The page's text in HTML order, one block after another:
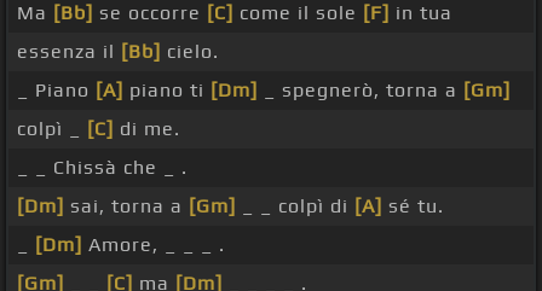
Ma [Bb] se occorre [C] come il sole [F] in tua
essenza il [Bb] cielo.
_ Piano [A] piano ti [Dm] _ spegnerò, torna a [Gm]
colpì _
[C] di me.
_ _ Chissà che _ .
[Dm] sai, torna a [Gm] _ _ colpì di [A] sé tu.
[Dm] Amore, _ _ _ .
[Gm]
[C] ma [Dm]
_ _ _ _ .